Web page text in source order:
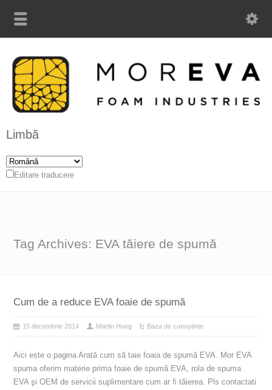
Limbă
Editare traducere
Tag Archives: EVA tăiere de spumă
Cum de a reduce EVA foaie de spumă
15 decembrie 2014 Martin Hung Baza de cunoștințe
Aici este o pagina Arată cum să taie foaia de spumă EVA. Mor EVA
spuma oferim materie prima foaie de spumă EVA, rola de spuma
EVA şi OEM de servicii suplimentare cum ar fi tăierea. Pls contactati